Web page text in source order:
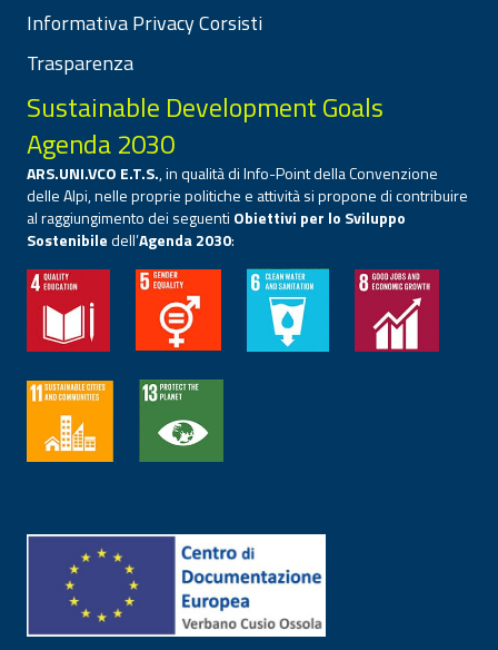
Informativa Privacy Corsisti
Trasparenza
Sustainable Development Goals
Agenda 2030
ARS.UNI.VCO E.T.S., in qualità di Info-Point della Convenzione
delle Alpi, nelle proprie politiche e attività si propone di contribuire
al raggiungimento dei seguenti Obiettivi per lo Sviluppo
Sostenibiledell’Agenda 2030: